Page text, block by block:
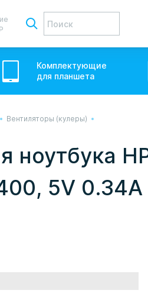
перетелефонуємо вам.
Комплектующие
для планшета
Вентиляторы (кулеры)
ноутбука
5V